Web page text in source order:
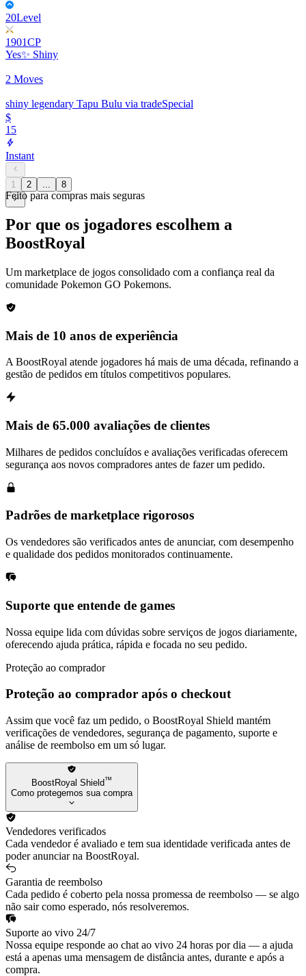
20Level
1901CP
Yes✨ Shiny
2 Moves
shiny legendary Tapu Bulu via tradeSpecial
$
15
Instant
1 2 ... 8
Feito para compras mais seguras
Por que os jogadores escolhem a
BoostRoyal
Um marketplace de jogos consolidado com a confiança real da
comunidade Pokemon GO Pokemons.
Mais de 10 anos de experiência
A BoostRoyal atende jogadores há mais de uma década, refinando a
gestão de pedidos em títulos competitivos populares.
Mais de 65.000 avaliações de clientes
Milhares de pedidos concluídos e avaliações verificadas oferecem
segurança aos novos compradores antes de fazer um pedido.
Padrões de marketplace rigorosos
Os vendedores são verificados antes de anunciar, com desempenho
e qualidade dos pedidos monitorados continuamente.
Suporte que entende de games
Nossa equipe lida com dúvidas sobre serviços de jogos diariamente,
oferecendo ajuda prática, rápida e focada no seu pedido.
Proteção ao comprador
Proteção ao comprador após o checkout
Assim que você faz um pedido, o BoostRoyal Shield mantém
verificações de vendedores, segurança de pagamento, suporte e
análise de reembolso em um só lugar.
BoostRoyal Shield™
Como protegemos sua compra
Vendedores verificados
Cada vendedor é avaliado e tem sua identidade verificada antes de
poder anunciar na BoostRoyal.
Garantia de reembolso
Cada pedido é coberto pela nossa promessa de reembolso — se algo
não sair como esperado, nós resolveremos.
Suporte ao vivo 24/7
Nossa equipe responde ao chat ao vivo 24 horas por dia — a ajuda
está a apenas uma mensagem de distância antes, durante e após a
compra.